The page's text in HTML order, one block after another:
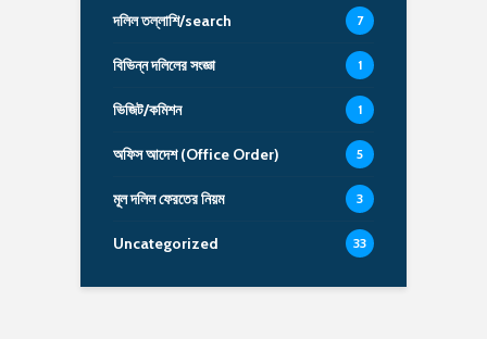
দলিল তল্লাশি/search 7
বিভিন্ন দলিলের সংজ্ঞা 1
ভিজিট/কমিশন 1
অফিস আদেশ (Office Order) 5
মূল দলিল ফেরতের নিয়ম 3
Uncategorized 33